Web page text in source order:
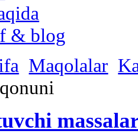
& blog
Maqolalar